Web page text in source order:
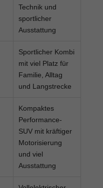
Technik und
sportlicher
Ausstattung
Sportlicher Kombi
mit viel Platz für
Familie, Alltag
und Langstrecke
Kompaktes
Performance-
SUV mit kräftiger
Motorisierung
und viel
Ausstattung